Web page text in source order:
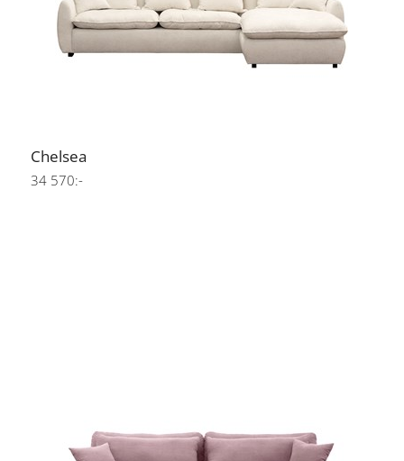
Chelsea
34 570:-